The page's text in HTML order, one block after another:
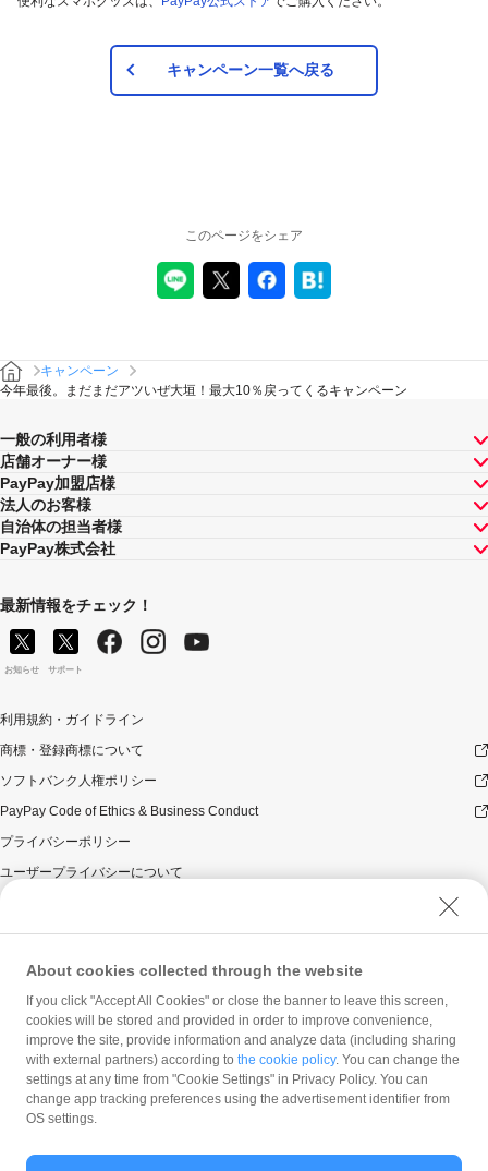
キャンペーン一覧へ戻る
このページをシェア
キャンペーン
今年最後。まだまだアツいぜ大垣！最大10％戻ってくるキャンペーン
一般の利用者様
店舗オーナー様
PayPay加盟店様
法人のお客様
自治体の担当者様
PayPay株式会社
最新情報をチェック！
お知らせ サポート
利用規約・ガイドライン
商標・登録商標について
ソフトバンク人権ポリシー
PayPay Code of Ethics & Business Conduct
プライバシーポリシー
ユーザープライバシーについて
ウェブサイト利用規約
反社会的勢力に対する方針
勧誘方針
マネロン等基本方針
カスタマーハラスメントに関する当社の考え方
About cookies collected through the website
If you click "Accept All Cookies" or close the banner to leave this screen,
cookies will be stored and provided in order to improve convenience,
improve the site, provide information and analyze data (including sharing
with external partners) according to the cookie policy. You can change the
settings at any time from "Cookie Settings" in Privacy Policy. You can
change app tracking preferences using the advertisement identifier from
OS settings.